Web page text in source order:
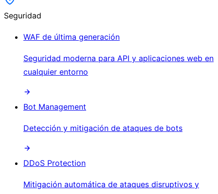
Seguridad
WAF de última generación
Seguridad moderna para API y aplicaciones web en
cualquier entorno
Bot Management
Detección y mitigación de ataques de bots
DDoS Protection
Mitigación automática de ataques disruptivos y